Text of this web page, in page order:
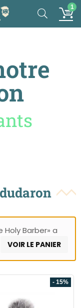
1
Holy Barber» a
VOIR LE PANIER
- 15%